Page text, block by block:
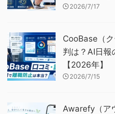
2026/7/17
CooBase（
判は？AI日報
【2026年】
2026/7/15
Awarefy（ア